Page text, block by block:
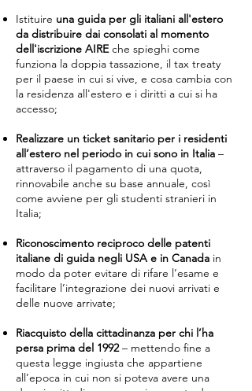
Istituire una guida per gli italiani all'estero
da distribuire dai consolati al momento
dell'iscrizione AIREche spieghi come
funziona la doppia tassazione, il tax treaty
per il paese in cui si vive, e cosa cambia con
la residenza all'estero e i diritti a cui si ha
accesso;
Realizzare un ticket sanitario per i residenti
all’estero nel periodo in cui sono in Italia –
attraverso il pagamento di una quota,
rinnovabile anche su base annuale, così
come avviene per gli studenti stranieri in
Italia;
Riconoscimento reciproco delle patenti
italiane di guida negli USA e in Canada in
modo da poter evitare di rifare l’esame e
facilitare l’integrazione dei nuovi arrivati e
delle nuove arrivate;
Riacquisto della cittadinanza per chi l’ha
persa prima del 1992– mettendo fine a
questa legge ingiusta che appartiene
all’epoca in cui non si poteva avere una